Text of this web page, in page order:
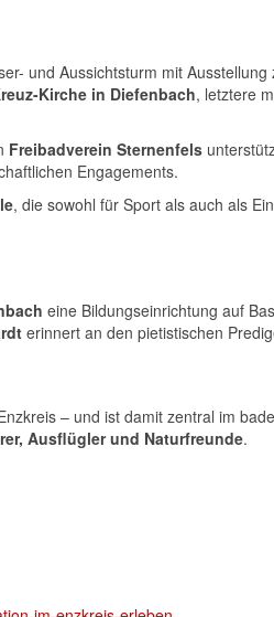
und Aussichtsturm mit
Kirche in Diefenbach, letztere
Freibadverein Sternenfels
Engagements.
, die sowohl für Sport als auch als
eine Bildungseinrichtung auf
erinnert an den pietistischen
– und ist damit zentral im
Ausflügler und Naturfreunde.